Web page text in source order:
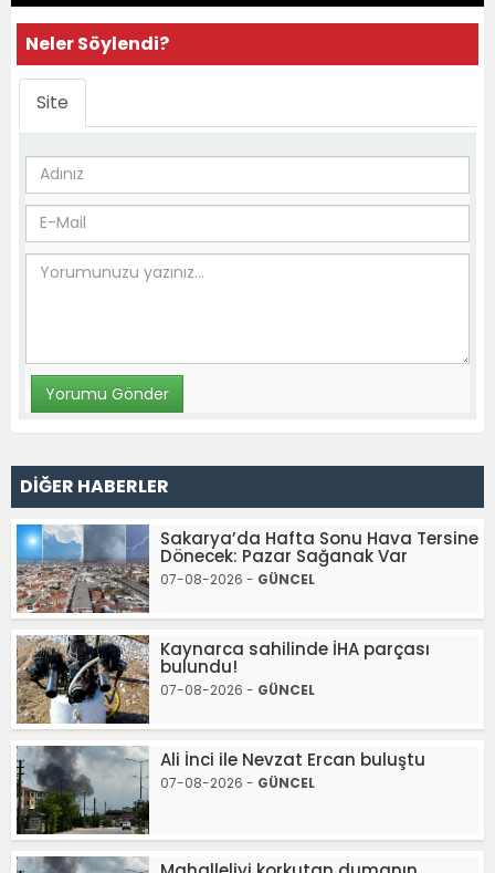
Neler Söylendi?
Site
DİĞER HABERLER
Sakarya’da Hafta Sonu Hava Tersine
Dönecek: Pazar Sağanak Var
07-08-2026 - GÜNCEL
Kaynarca sahilinde İHA parçası
bulundu!
07-08-2026 - GÜNCEL
Ali İnci ile Nevzat Ercan buluştu
07-08-2026 - GÜNCEL